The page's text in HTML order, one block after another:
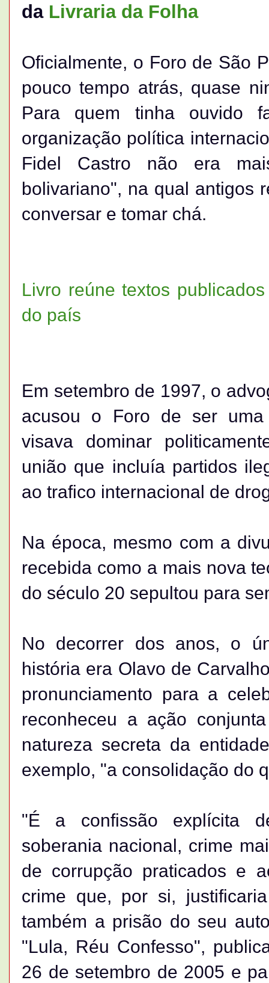
da Livraria da Folha
Oficialmente, o Foro de São
pouco tempo atrás, quase
Para quem tinha ouvido
organização política
Fidel Castro não era
bolivariano", na qual antigos
conversar e tomar chá.
Livro reúne textos
do país
Em setembro de 1997, o
acusou o Foro de ser uma
visava dominar
união que incluía partidos
ao trafico internacional de
Na época, mesmo com a
recebida como a mais nova
do século 20 sepultou para
No decorrer dos anos, o
história era Olavo de
pronunciamento para a
reconheceu a ação
natureza secreta da
exemplo, "a consolidação do
"É a confissão explícita
soberania nacional, crime
de corrupção praticados e
crime que, por si,
também a prisão do seu
"Lula, Réu Confesso",
26 de setembro de 2005 e